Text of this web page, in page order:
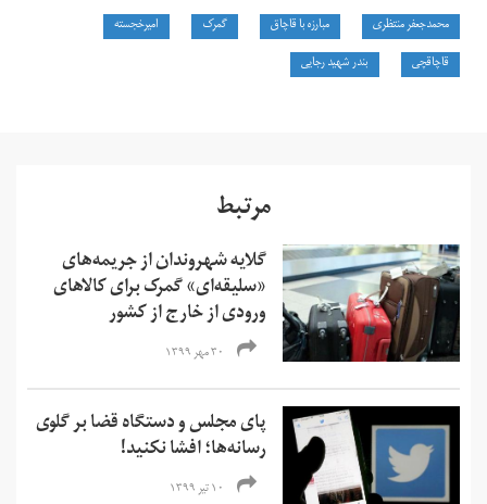
محمدجعفر منتظری مبارزه با قاچاق گمرک
امیرخجسته
قاچاقچی
بندر شهید رجایی
مرتبط
گلایه شهروندان از جریمه‌های
«سلیقه‌ای» گمرک برای کالاهای
ورودی از خارج از کشور
۳۰ مهر ۱۳۹۹
پای مجلس و دستگاه قضا بر گلوی
رسانه‌ها؛ افشا نکنید!
۱۰ تیر ۱۳۹۹